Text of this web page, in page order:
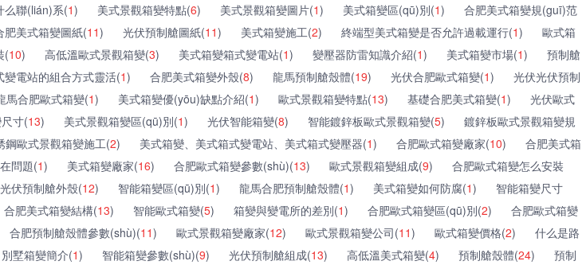
么聯(lián)系(1) 美式景觀箱變特點(6) 美式景觀箱變圖片(1) 美式箱變區(qū)別(1)
合肥美式箱變規(guī)范
肥美式箱變圖紙(11) 光伏預制艙圖紙(11) 美式箱變施工(2) 終端型美式箱變是否允許過載運行(1)
歐式箱
(10) 高低溫歐式景觀箱變(3) 美式箱變箱式變電站(1) 變壓器防雷知識介紹(1) 美式箱變市場(1)
預制艙
變電站的組合方式靈活(1) 合肥美式箱變外殼(8) 龍馬預制艙殼體(19) 光伏合肥歐式箱變(1)
光伏光伏預制
馬合肥歐式箱變(1) 美式箱變優(yōu)缺點介紹(1) 歐式景觀箱變特點(13) 基礎合肥美式箱變(1)
光伏歐式
寸(13) 美式景觀箱變區(qū)別(1) 光伏智能箱變(8) 智能鍍鋅板歐式景觀箱變(5)
鍍鋅板歐式景觀箱變規
鋼歐式景觀箱變施工(2) 美式箱變、美式箱式變電站、美式箱式變壓器(1) 合肥歐式箱變廠家(10)
合肥美式箱
問題(1) 美式箱變廠家(16) 合肥歐式箱變參數(shù)(13) 歐式景觀箱變組成(9)
合肥歐式箱變怎么安裝
光伏預制艙外殼(12) 智能箱變區(qū)別(1) 龍馬合肥預制艙殼體(1) 美式箱變如何防腐(1)
智能箱變尺寸
合肥美式箱變結構(13) 智能歐式箱變(5) 箱變與變電所的差別(1) 合肥歐式箱變區(qū)別(2)
合肥歐式箱變
合肥預制艙殼體參數(shù)(11) 歐式景觀箱變廠家(12) 歐式景觀箱變公司(11) 歐式箱變價格(2)
什么是路
別墅箱變簡介(1) 智能箱變參數(shù)(9) 光伏預制艙組成(13) 高低溫美式箱變(4) 預制艙殼體(24)
預制